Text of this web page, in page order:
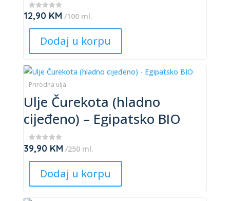
★
★
12,90 KM /100 ml.
The
options
may
on
the
product
page
Dodaj u korpu
Prirodna ulja
Ulje Čurekota (hladno
cijeđeno) – Egipatsko BIO
★
★
39,90 KM /250 ml.
This
product
has
multiple
variants.
The
options
may
Dodaj u korpu